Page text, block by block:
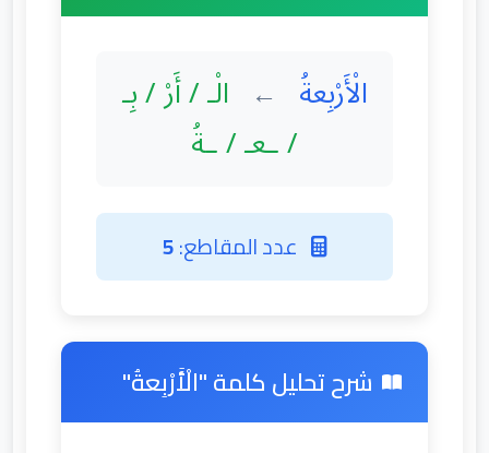
الْأَرْبِعةُ ← الْـ / أَرْ / بِـ
/ ـعـ / ـةُ
عدد المقاطع:5
شرح تحليل كلمة "الْأَرْبِعةُ"